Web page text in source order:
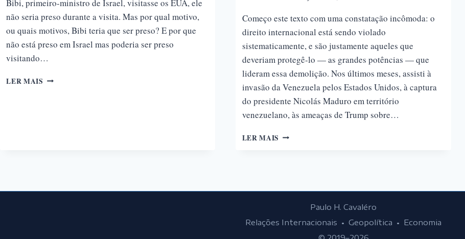
Bibi, primeiro-ministro de Israel, visitasse os EUA, ele
não seria preso durante a visita. Mas por qual motivo,
ou quais motivos, Bibi teria que ser preso? E por que
não está preso em Israel mas poderia ser preso
visitando…
LER MAIS O
Começo este texto com uma constatação incômoda: o
direito internacional está sendo violado
sistematicamente, e são justamente aqueles que
deveriam protegê-lo — as grandes potências — que
lideram essa demolição. Nos últimos meses, assisti à
invasão da Venezuela pelos Estados Unidos, à captura
do presidente Nicolás Maduro em território
venezuelano, às ameaças de Trump sobre…
LER MAIS A
GRANDES
Paulo H. Cavaléro
Relações Internacionais • Geopolítica • Economia